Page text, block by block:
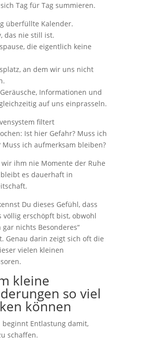
Tag für Tag summieren.
überfüllte Kalender.
das nie still ist.
die eigentlich keine
an dem wir uns nicht
Informationen und
auf uns einprasseln.
filtert
Ist hier Gefahr? Muss ich
Muss ich aufmerksam bleiben?
ihm nie Momente der Ruhe
es dauerhaft in
Du dieses Gefühl, dass
völlig erschöpft bist, obwohl
gar nichts Besonderes“
Genau darin zeigt sich oft die
vielen kleinen
kleine
so viel
können
beginnt Entlastung damit,
schaffen.